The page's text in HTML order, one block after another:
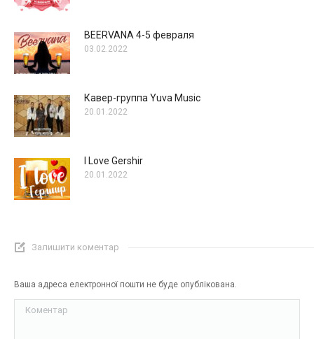
BEERVANA 4-5 февраля
03.02.2022
Кавер-группа Yuva Music
20.01.2022
I Love Gershir
20.01.2022
Залишити коментар
Ваша адреса електронної пошти не буде опублікована.
Коментар